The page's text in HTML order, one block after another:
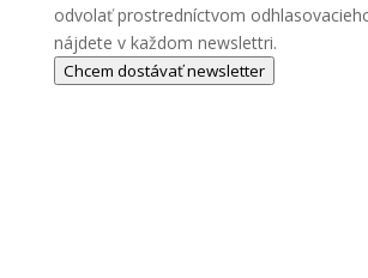
odvolať prostredníctvom
nájdete v každom newslettri.
Chcem dostávať newsletter